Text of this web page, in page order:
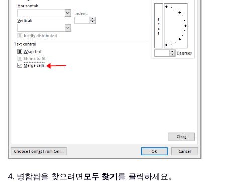
4. 병합됨을 찾으려면모두 찾기를 클릭하세요。